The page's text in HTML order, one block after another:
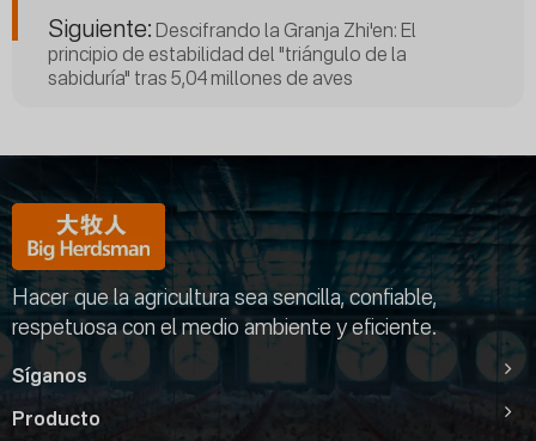
Siguiente: Descifrando la Granja Zhi'en: El
principio de estabilidad del "triángulo de la
sabiduría" tras 5,04 millones de aves
Hacer que la agricultura sea sencilla, confiable,
respetuosa con el medio ambiente y eficiente.
Síganos
Producto